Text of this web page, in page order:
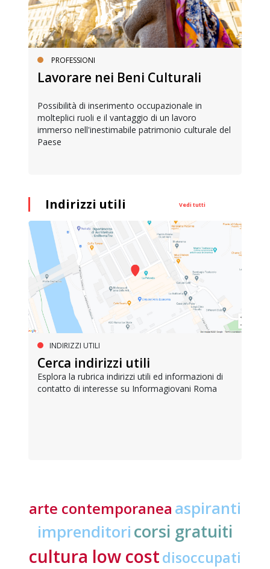
PROFESSIONI
Lavorare nei Beni Culturali
Possibilità di inserimento occupazionale in
molteplici ruoli e il vantaggio di un lavoro
immerso nell'inestimabile patrimonio culturale del
Paese
Indirizzi utili Vedi tutti
INDIRIZZI UTILI
Cerca indirizzi utili
Esplora la rubrica indirizzi utili ed informazioni di
contatto di interesse su Informagiovani Roma
arte contemporanea aspiranti
imprenditori corsi gratuiti
cultura low costdisoccupati